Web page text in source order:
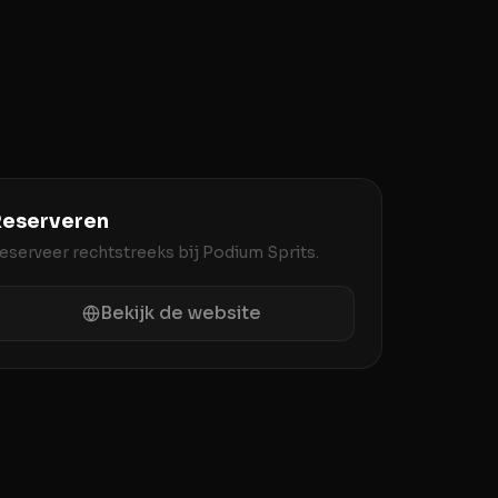
rechtstreeks bij Podium Sprits.
Bekijk de website